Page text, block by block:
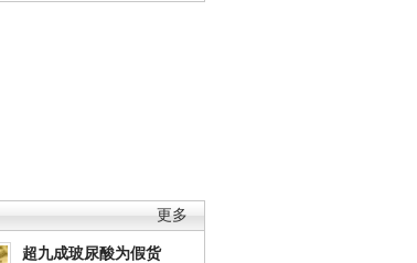
更多
超九成玻尿酸为假货